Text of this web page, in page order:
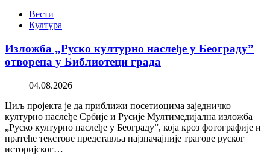
Вести
Култура
Изложба „Руско културно наслеђе у Београду”
отворена у Библиотеци града
04.08.2026
Циљ пројекта је да приближи посетиоцима заједничко
културно наслеђе Србије и Русије Мултимедијална изложба
„Руско културно наслеђе у Београду”, која кроз фотографије и
пратеће текстове представља најзначајније трагове руског
историјског…